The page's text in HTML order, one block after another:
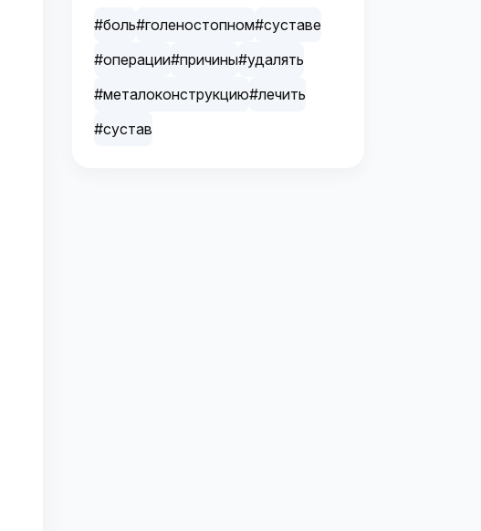
#боль#голеностопном#суставе
#операции#причины#удалять
#металоконструкцию#лечить
#сустав